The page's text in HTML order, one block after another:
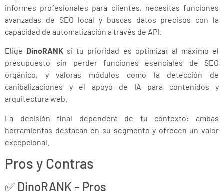
informes profesionales para clientes, necesitas funciones
avanzadas de SEO local y buscas datos precisos con la
capacidad de automatización a través de API.
Elige DinoRANK si tu prioridad es optimizar al máximo el
presupuesto sin perder funciones esenciales de SEO
orgánico, y valoras módulos como la detección de
canibalizaciones y el apoyo de IA para contenidos y
arquitectura web.
La decisión final dependerá de tu contexto: ambas
herramientas destacan en su segmento y ofrecen un valor
excepcional.
Pros y Contras
✅ DinoRANK – Pros